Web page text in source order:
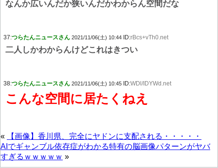
なんか広いんだか狭いんだかわからん空間だな
37:つらたんニュースさん 2021/11/06(土) 10:44 ID:rBcs+vTh0.net
二人しかわからんけどこれはきつい
38:つらたんニュースさん 2021/11/06(土) 10:45 ID:WDl/IDYWd.net
こんな空間に居たくねえ
«
【画像】香川県、完全にヤドンに支配される・・・・・
AIでギャンブル依存症がわかる特有の脳画像パターンがヤバ
すぎるｗｗｗｗｗ »